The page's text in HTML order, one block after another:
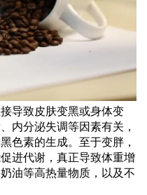
导致皮肤变黑或身体变
内分泌失调等因素有关，
色素的生成。至于变胖，
进代谢，真正导致体重增
油等高热量物质，以及不